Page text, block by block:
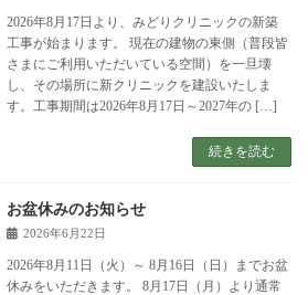
2026年8月17日より、みどりクリニックの新築
工事が始まります。 現在の建物の東側（普段皆
さまにご利用いただいている空間）を一旦壊
し、その場所に新クリニックを建設いたしま
す。工事期間は2026年8月17日～2027年の […]
続きを読む
お盆休みのお知らせ
2026年6月22日
2026年8月11日（火）～ 8月16日（日）までお盆
休みをいただきます。 8月17日（月）より通常